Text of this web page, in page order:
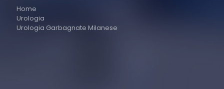
Home
Urologia
Urologia Garbagnate Milanese